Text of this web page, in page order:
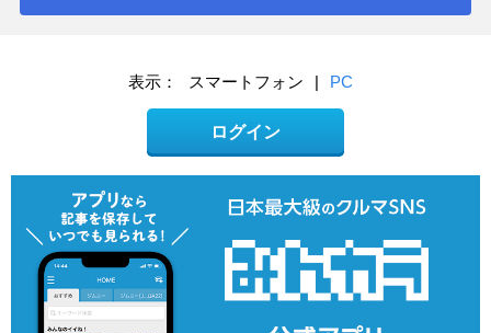
表示： スマートフォン | PC
ログイン